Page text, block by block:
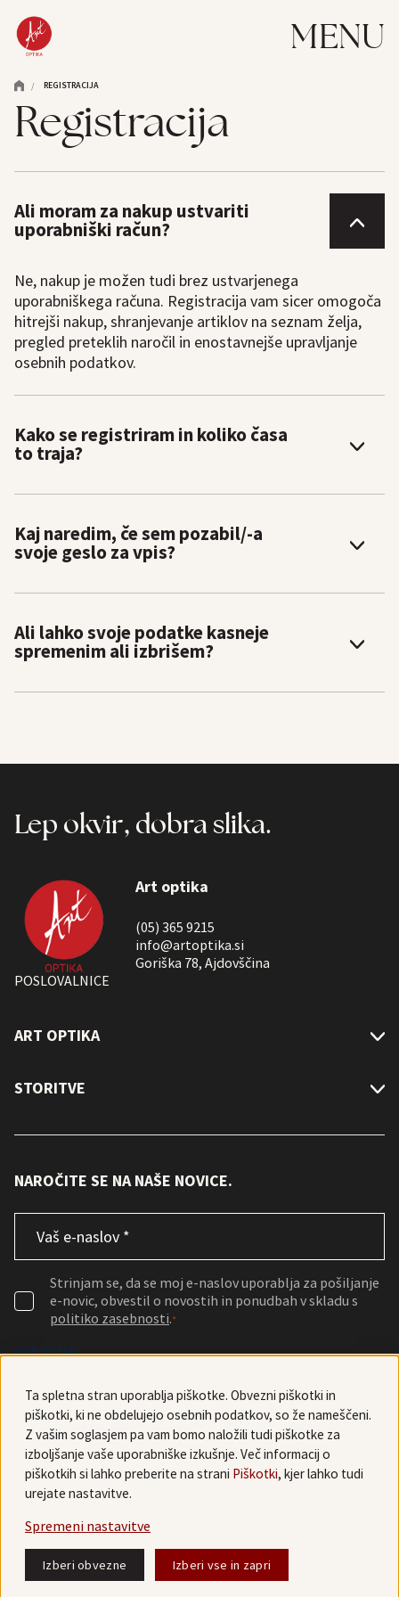
MENU
/ REGISTRACIJA
Registracija
Ali moram za nakup ustvariti
uporabniški račun?
Ne, nakup je možen tudi brez ustvarjenega
uporabniškega računa. Registracija vam sicer omogoča
hitrejši nakup, shranjevanje artiklov na seznam želja,
pregled preteklih naročil in enostavnejše upravljanje
osebnih podatkov.
Kako se registriram in koliko časa
to traja?
Kaj naredim, če sem pozabil/-a
svoje geslo za vpis?
Ali lahko svoje podatke kasneje
spremenim ali izbrišem?
Lep okvir, dobra slika.
Art optika
(05) 365 9215
info@artoptika.si
Goriška 78, Ajdovščina
POSLOVALNICE
ART OPTIKA
STORITVE
NAROČITE SE NA NAŠE NOVICE.
Consent*
Strinjam se, da se moj e-naslov uporablja za pošiljanje
e-novic, obvestil o novostih in ponudbah v skladu s
politiko zasebnosti.*
CAPTCHA
Ta spletna stran uporablja piškotke. Obvezni piškotki in
piškotki, ki ne obdelujejo osebnih podatkov, so že nameščeni.
Z vašim soglasjem pa vam bomo naložili tudi piškotke za
izboljšanje vaše uporabniške izkušnje. Več informacij o
piškotkih si lahko preberite na strani Piškotki, kjer lahko tudi
urejate nastavitve.
Spremeni nastavitve
Izberi obvezne Izberi vse in zapri